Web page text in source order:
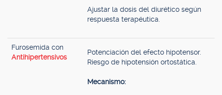
Ajustar la dosis del diurético según
respuesta terapéutica.
Furosemida con
Antihipertensivos
Potenciación del efecto hipotensor.
Riesgo de hipotensión ortostática.
Mecanismo: